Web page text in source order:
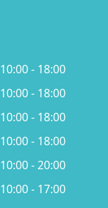
10:00 - 18:00
10:00 - 18:00
10:00 - 18:00
10:00 - 18:00
10:00 - 20:00
10:00 - 17:00